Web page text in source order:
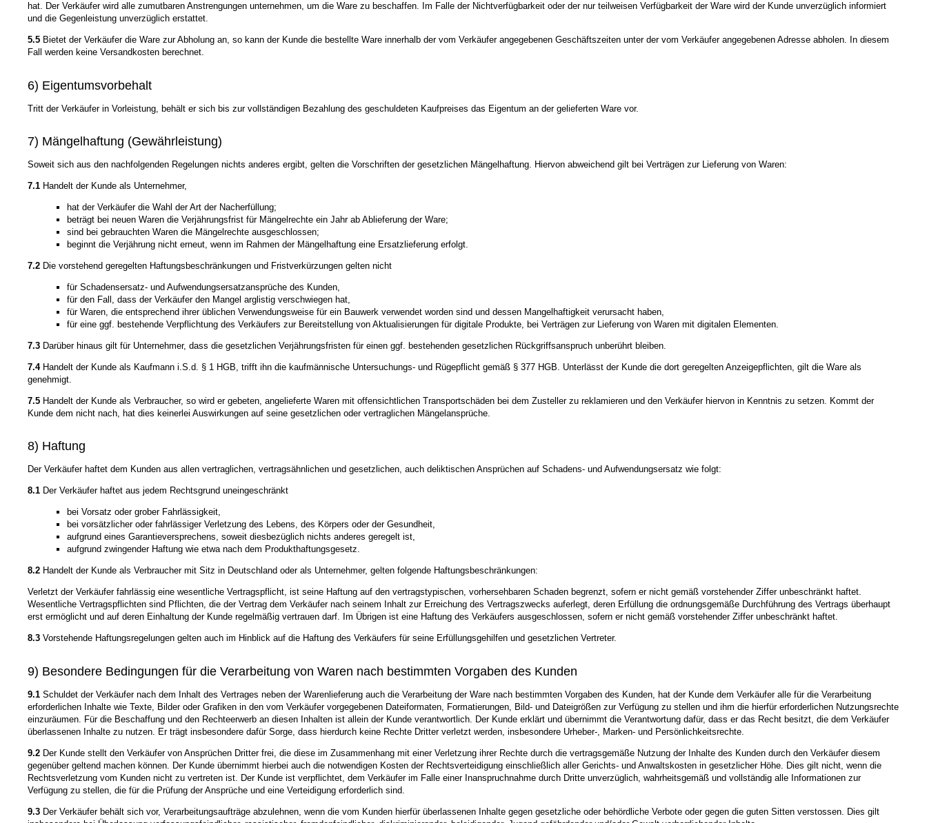
hat. Der Verkäufer wird alle zumutbaren Anstrengungen unternehmen, um die Ware zu beschaffen. Im Falle der Nichtverfügbarkeit oder der nur teilweisen Verfügbarkeit der Ware wird der Kunde unverzüglich informiert
und die Gegenleistung unverzüglich erstattet.
5.5 Bietet der Verkäufer die Ware zur Abholung an, so kann der Kunde die bestellte Ware innerhalb der vom Verkäufer angegebenen Geschäftszeiten unter der vom Verkäufer angegebenen Adresse abholen. In diesem
Fall werden keine Versandkosten berechnet.
6) Eigentumsvorbehalt
Tritt der Verkäufer in Vorleistung, behält er sich bis zur vollständigen Bezahlung des geschuldeten Kaufpreises das Eigentum an der gelieferten Ware vor.
7) Mängelhaftung (Gewährleistung)
Soweit sich aus den nachfolgenden Regelungen nichts anderes ergibt, gelten die Vorschriften der gesetzlichen Mängelhaftung. Hiervon abweichend gilt bei Verträgen zur Lieferung von Waren:
7.1 Handelt der Kunde als Unternehmer,
hat der Verkäufer die Wahl der Art der Nacherfüllung;
beträgt bei neuen Waren die Verjährungsfrist für Mängelrechte ein Jahr ab Ablieferung der Ware;
sind bei gebrauchten Waren die Mängelrechte ausgeschlossen;
beginnt die Verjährung nicht erneut, wenn im Rahmen der Mängelhaftung eine Ersatzlieferung erfolgt.
7.2 Die vorstehend geregelten Haftungsbeschränkungen und Fristverkürzungen gelten nicht
für Schadensersatz- und Aufwendungsersatzansprüche des Kunden,
für den Fall, dass der Verkäufer den Mangel arglistig verschwiegen hat,
für Waren, die entsprechend ihrer üblichen Verwendungsweise für ein Bauwerk verwendet worden sind und dessen Mangelhaftigkeit verursacht haben,
für eine ggf. bestehende Verpflichtung des Verkäufers zur Bereitstellung von Aktualisierungen für digitale Produkte, bei Verträgen zur Lieferung von Waren mit digitalen Elementen.
7.3 Darüber hinaus gilt für Unternehmer, dass die gesetzlichen Verjährungsfristen für einen ggf. bestehenden gesetzlichen Rückgriffsanspruch unberührt bleiben.
7.4Handelt der Kunde als Kaufmann i.S.d. § 1 HGB, trifft ihn die kaufmännische Untersuchungs- und Rügepflicht gemäß § 377 HGB. Unterlässt der Kunde die dort geregelten Anzeigepflichten, gilt die Ware als
genehmigt.
7.5 Handelt der Kunde als Verbraucher, so wird er gebeten, angelieferte Waren mit offensichtlichen Transportschäden bei dem Zusteller zu reklamieren und den Verkäufer hiervon in Kenntnis zu setzen. Kommt der
Kunde dem nicht nach, hat dies keinerlei Auswirkungen auf seine gesetzlichen oder vertraglichen Mängelansprüche.
8) Haftung
Der Verkäufer haftet dem Kunden aus allen vertraglichen, vertragsähnlichen und gesetzlichen, auch deliktischen Ansprüchen auf Schadens- und Aufwendungsersatz wie folgt:
8.1 Der Verkäufer haftet aus jedem Rechtsgrund uneingeschränkt
bei Vorsatz oder grober Fahrlässigkeit,
bei vorsätzlicher oder fahrlässiger Verletzung des Lebens, des Körpers oder der Gesundheit,
aufgrund eines Garantieversprechens, soweit diesbezüglich nichts anderes geregelt ist,
aufgrund zwingender Haftung wie etwa nach dem Produkthaftungsgesetz.
8.2 Handelt der Kunde als Verbraucher mit Sitz in Deutschland oder als Unternehmer, gelten folgende Haftungsbeschränkungen:
Verletzt der Verkäufer fahrlässig eine wesentliche Vertragspflicht, ist seine Haftung auf den vertragstypischen, vorhersehbaren Schaden begrenzt, sofern er nicht gemäß vorstehender Ziffer unbeschränkt haftet.
Wesentliche Vertragspflichten sind Pflichten, die der Vertrag dem Verkäufer nach seinem Inhalt zur Erreichung des Vertragszwecks auferlegt, deren Erfüllung die ordnungsgemäße Durchführung des Vertrags überhaupt
erst ermöglicht und auf deren Einhaltung der Kunde regelmäßig vertrauen darf. Im Übrigen ist eine Haftung des Verkäufers ausgeschlossen, sofern er nicht gemäß vorstehender Ziffer unbeschränkt haftet.
8.3 Vorstehende Haftungsregelungen gelten auch im Hinblick auf die Haftung des Verkäufers für seine Erfüllungsgehilfen und gesetzlichen Vertreter.
9) Besondere Bedingungen für die Verarbeitung von Waren nach bestimmten Vorgaben des Kunden
9.1 Schuldet der Verkäufer nach dem Inhalt des Vertrages neben der Warenlieferung auch die Verarbeitung der Ware nach bestimmten Vorgaben des Kunden, hat der Kunde dem Verkäufer alle für die Verarbeitung
erforderlichen Inhalte wie Texte, Bilder oder Grafiken in den vom Verkäufer vorgegebenen Dateiformaten, Formatierungen, Bild- und Dateigrößen zur Verfügung zu stellen und ihm die hierfür erforderlichen Nutzungsrechte
einzuräumen. Für die Beschaffung und den Rechteerwerb an diesen Inhalten ist allein der Kunde verantwortlich. Der Kunde erklärt und übernimmt die Verantwortung dafür, dass er das Recht besitzt, die dem Verkäufer
überlassenen Inhalte zu nutzen. Er trägt insbesondere dafür Sorge, dass hierdurch keine Rechte Dritter verletzt werden, insbesondere Urheber-, Marken- und Persönlichkeitsrechte.
9.2 Der Kunde stellt den Verkäufer von Ansprüchen Dritter frei, die diese im Zusammenhang mit einer Verletzung ihrer Rechte durch die vertragsgemäße Nutzung der Inhalte des Kunden durch den Verkäufer diesem
gegenüber geltend machen können. Der Kunde übernimmt hierbei auch die notwendigen Kosten der Rechtsverteidigung einschließlich aller Gerichts- und Anwaltskosten in gesetzlicher Höhe. Dies gilt nicht, wenn die
Rechtsverletzung vom Kunden nicht zu vertreten ist. Der Kunde ist verpflichtet, dem Verkäufer im Falle einer Inanspruchnahme durch Dritte unverzüglich, wahrheitsgemäß und vollständig alle Informationen zur
Verfügung zu stellen, die für die Prüfung der Ansprüche und eine Verteidigung erforderlich sind.
9.3 Der Verkäufer behält sich vor, Verarbeitungsaufträge abzulehnen, wenn die vom Kunden hierfür überlassenen Inhalte gegen gesetzliche oder behördliche Verbote oder gegen die guten Sitten verstossen. Dies gilt